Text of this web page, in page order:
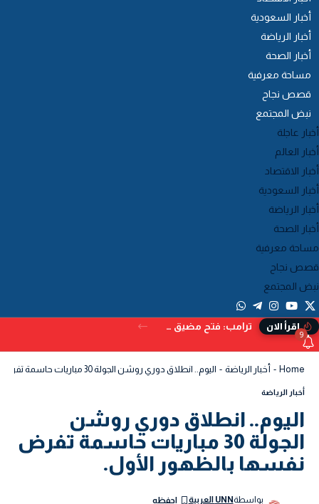
أخبار السعودية
أخبار الرياضة
أخبار الصحة
مساحة معرفية
قصص نجاح
نبض المجتمع
عاجلة
العالم
الاقتصاد
السعودية
الرياضة
الصحة
معرفية
نجاح
المجتمع
إقرأ الان ترامب: فتح مضيق هرمز بات وشيكًا.. ويُحذر من البدائل إذا تعثر الاتفاق
9
Home أخبار الرياضة اليوم.. انطلاق دوري روشن الجولة 30 مباريات حاسمة تفرض نفسها بالظهور الأول.
أخبار الرياضة
اليوم.. انطلاق دوري روشن
الجولة 30 مباريات حاسمة تفرض
نفسها بالظهور الأول.
بواسطةUNN العربية